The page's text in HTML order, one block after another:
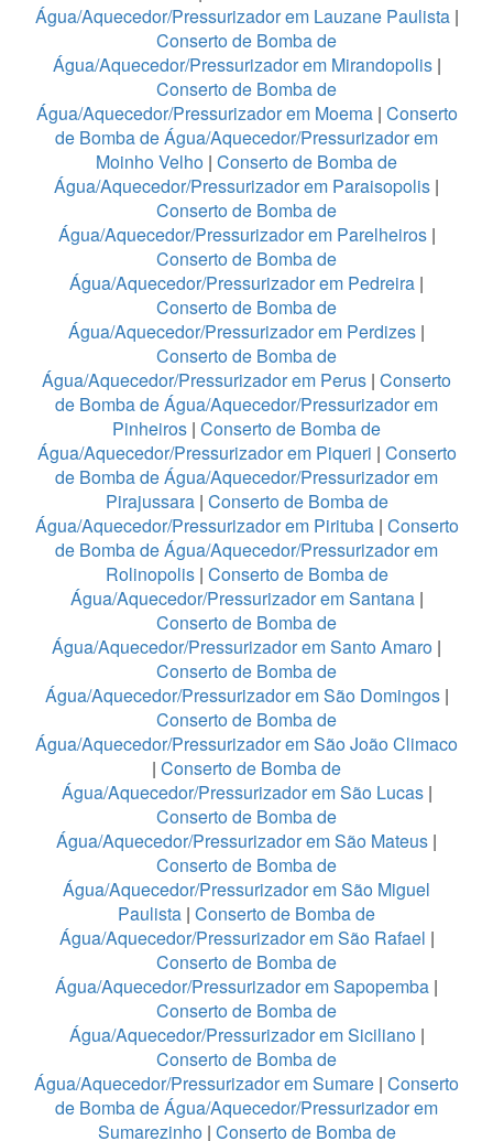
Água/Aquecedor/Pressurizador em Lauzane Paulista |
Conserto de Bomba de
Água/Aquecedor/Pressurizador em Mirandopolis|
Conserto de Bomba de
Água/Aquecedor/Pressurizador em Moema| Conserto
de Bomba de Água/Aquecedor/Pressurizador em
Moinho Velho | Conserto de Bomba de
Água/Aquecedor/Pressurizador em Paraisopolis |
Conserto de Bomba de
Água/Aquecedor/Pressurizador em Parelheiros|
Conserto de Bomba de
Água/Aquecedor/Pressurizador em Pedreira |
Conserto de Bomba de
Água/Aquecedor/Pressurizador em Perdizes |
Conserto de Bomba de
Água/Aquecedor/Pressurizador em Perus | Conserto
de Bomba de Água/Aquecedor/Pressurizador em
Pinheiros | Conserto de Bomba de
Água/Aquecedor/Pressurizador em Piqueri | Conserto
de Bomba de Água/Aquecedor/Pressurizador em
Pirajussara| Conserto de Bomba de
Água/Aquecedor/Pressurizador em Pirituba| Conserto
de Bomba de Água/Aquecedor/Pressurizador em
Rolinopolis| Conserto de Bomba de
Água/Aquecedor/Pressurizador em Santana|
Conserto de Bomba de
Água/Aquecedor/Pressurizador em Santo Amaro |
Conserto de Bomba de
Água/Aquecedor/Pressurizador em São Domingos|
Conserto de Bomba de
Água/Aquecedor/Pressurizador em São João Climaco
| Conserto de Bomba de
Água/Aquecedor/Pressurizador em São Lucas|
Conserto de Bomba de
Água/Aquecedor/Pressurizador em São Mateus |
Conserto de Bomba de
Água/Aquecedor/Pressurizador em São Miguel
Paulista | Conserto de Bomba de
Água/Aquecedor/Pressurizador em São Rafael |
Conserto de Bomba de
Água/Aquecedor/Pressurizador em Sapopemba |
Conserto de Bomba de
Água/Aquecedor/Pressurizador em Siciliano|
Conserto de Bomba de
Água/Aquecedor/Pressurizador em Sumare | Conserto
de Bomba de Água/Aquecedor/Pressurizador em
Sumarezinho| Conserto de Bomba de